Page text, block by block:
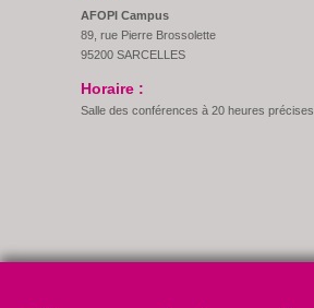
AFOPI Campus
89, rue Pierre Brossolette
95200 SARCELLES
Horaire :
Salle des conférences à 20 heures précises.